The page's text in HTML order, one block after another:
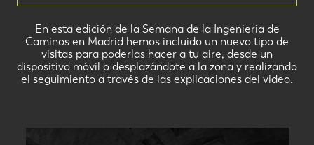
En esta edición de la Semana de la Ingeniería de
Caminos en Madrid hemos incluido un nuevo tipo de
visitas para poderlas hacer a tu aire, desde un
dispositivo móvil o desplazándote a la zona y realizando
el seguimiento a través de las explicaciones del video.